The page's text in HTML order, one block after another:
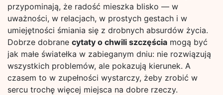
przypominają, że radość mieszka blisko — w
uważności, w relacjach, w prostych gestach i w
umiejętności śmiania się z drobnych absurdów życia.
Dobrze dobrane cytaty o chwili szczęścia mogą być
jak małe światełka w zabieganym dniu: nie rozwiązują
wszystkich problemów, ale pokazują kierunek. A
czasem to w zupełności wystarczy, żeby zrobić w
sercu trochę więcej miejsca na dobre rzeczy.